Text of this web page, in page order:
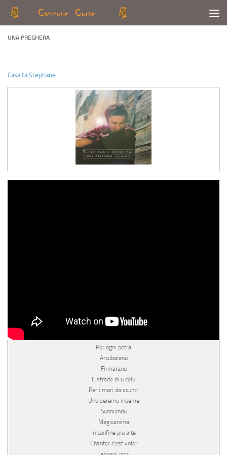
Skip to content
UNA PREGHERA
Casalta Stephane
Per ogni petra
Arcubalenu
Firmaranu
E strade di u celu
Per i mari da scuntr
Unu seremu inseme
Sunniendu
Magicanima
In cunfine piu alte
Chanter c’est voler